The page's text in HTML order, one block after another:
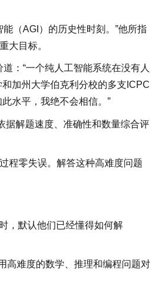
（AGI）的历史性时刻。”他所指
大目标。
：“一个纯人工智能系统在没有人
加州大学伯克利分校的多支ICPC
水平，我绝不会相信。”
据解题速度、准确性和数量综合评
程零失误。解答这种高难度问题
，默认他们已经懂得如何解
高难度的数学、推理和编程问题对